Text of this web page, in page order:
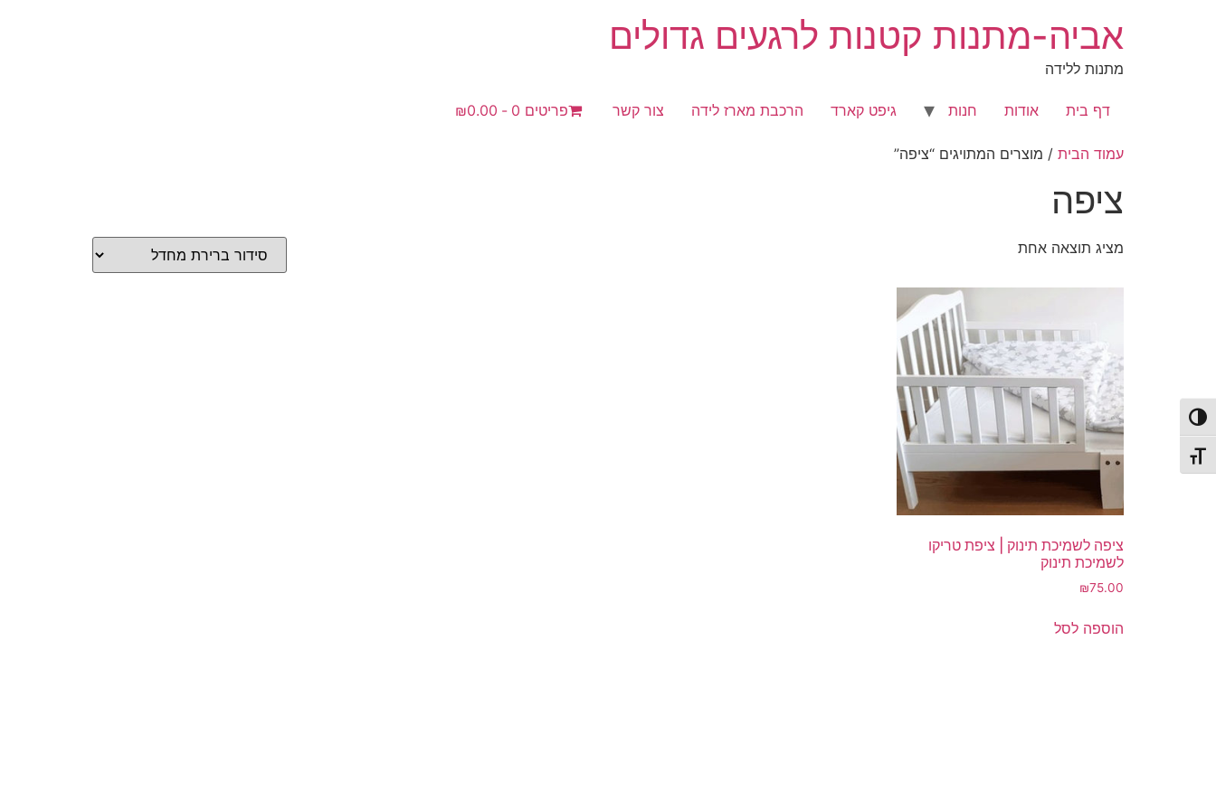
הפעל/כבה ניגודיות גבוהה
מתג גודל גופן
אביה-מתנות קטנות לרגעים גדולים
מתנות ללידה
דף בית אודות חנות גיפט קארד הרכבת מארז לידה צור קשר פריטים 0 ₪0.00
עמוד הבית / מוצרים המתויגים “ציפה”
ציפה
מציג תוצאה אחת
ציפה לשמיכת תינוק | ציפת טריקו
לשמיכת תינוק
₪75.00
הוספה לסל